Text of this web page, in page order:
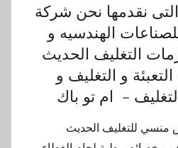
نقدمها نحن شركة
الهندسيه و
التغليف الحديث
و التغليف و
– ام تو باك
منسي للتغليف الحديث